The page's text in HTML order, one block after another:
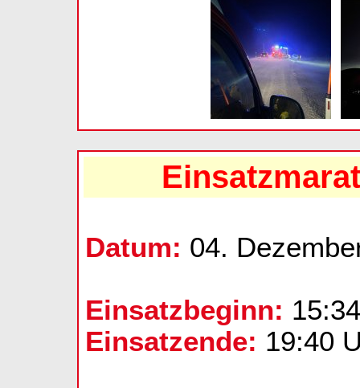
Datum: 04.
Einsatzbeginn:
Einsatzende: 19:40